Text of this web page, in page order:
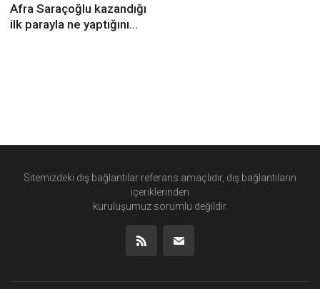
Afra Saraçoğlu kazandığı
ilk parayla ne yaptığını
Sitemizdeki dış bağlantılar referans amaçlıdır, dış bağlantıların
içeriklerinden
kuruluşumuz sorumlu değildir.